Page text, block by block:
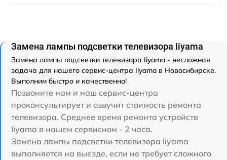
Замена лампы подсветки телевизора Iiyama
Замена лампы подсветки телевизора Iiyama - несложная
задача для нашего сервис-центра Iiyama в Новосибирске.
Выполним быстро и качественно!
Позвоните нам и наш сервис-центра
проконсультирует и озвучит стоимость ремонта
телевизора. Среднее время ремонта устройств
Iiyama в нашем сервисном - 2 часа.
Замена лампы подсветки телевизора Iiyama
выполняется на выезде, если не требует сложного